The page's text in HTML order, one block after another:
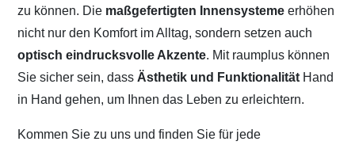
zu können. Die maßgefertigten Innensystemeerhöhen
nicht nur den Komfort im Alltag, sondern setzen auch
optisch eindrucksvolle Akzente. Mit raumplus können
Sie sicher sein, dass Ästhetik und Funktionalität Hand
in Hand gehen, um Ihnen das Leben zu erleichtern.
Kommen Sie zu uns und finden Sie für jede